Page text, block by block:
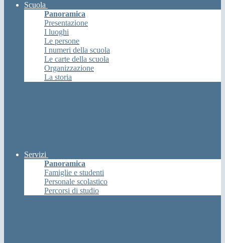
Scuola
Panoramica
Presentazione
I luoghi
Le persone
I numeri della scuola
Le carte della scuola
Organizzazione
La storia
Servizi
Panoramica
Famiglie e studenti
Personale scolastico
Percorsi di studio